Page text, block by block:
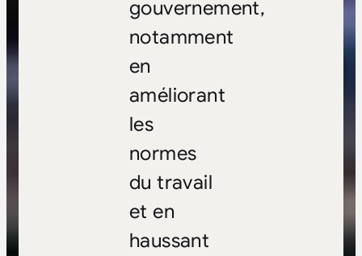
gouvernement,
notamment
en
améliorant
les
normes
du travail
et en
haussant